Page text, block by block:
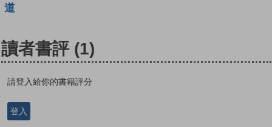
道
讀者書評 (1)
請登入給你的書籍評分
登入